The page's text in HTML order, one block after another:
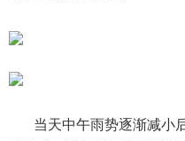
当天中午雨势逐渐减小